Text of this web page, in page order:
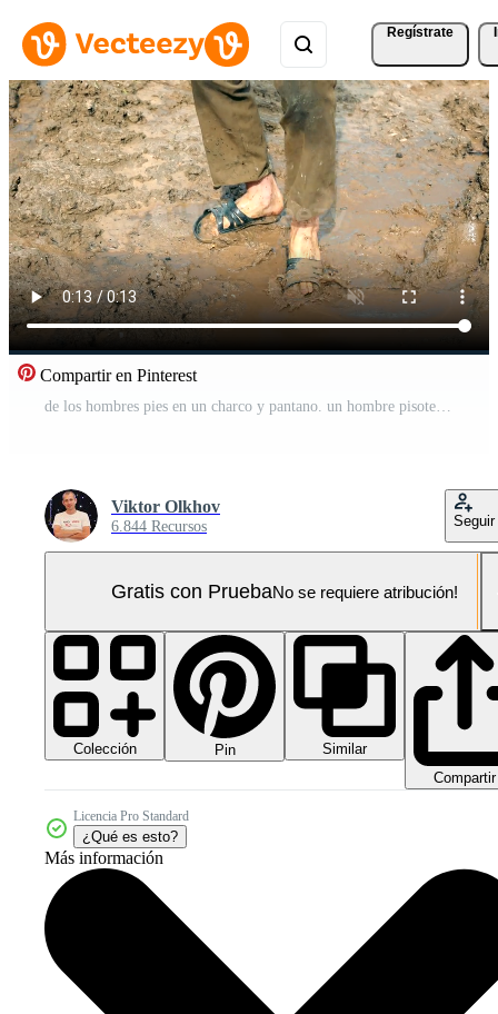
Regístrate
Compartir en Pinterest
de los hombres pies en un charco y pantano. un hombre pisotea en un charco en zapatillas. un Vagabundo persona o un borracho persona en un pantano. Vídeo Pro
Viktor Olkhov
6.844 Recursos Seguir
Gratis con PruebaNo se requiere atribución!
Colección Pin
Similar
Compartir
Licencia Pro Standard
¿Qué es esto?
Más información